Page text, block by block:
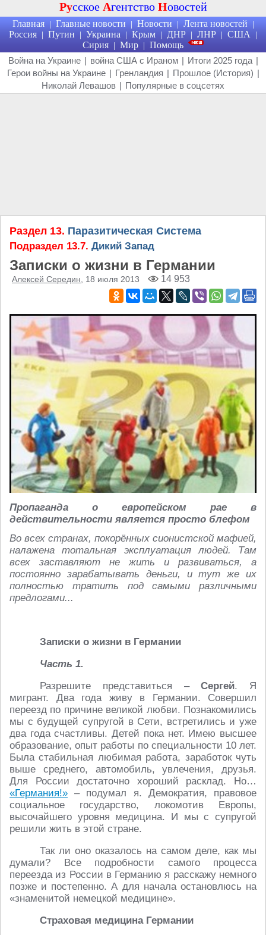
Русское Агентство Новостей
Главная | Главные новости | Новости | Лента новостей |
Россия | Путин | Украина | Крым | ДНР | ЛНР | США |
Сирия | Мир | Помощь
Война на Украине | война США с Ираном | Итоги 2025 года |
Герои войны на Украине | Гренландия | Прошлое (История) |
Николай Левашов | Популярные в соцсетях
Раздел 13. Паразитическая Система
Подраздел 13.7. Дикий Запад
Записки о жизни в Германии
Алексей Середин , 18 июля 2013 14 953
Пропаганда о европейском рае в
действительности является просто блефом
Во всех странах, покорённых сионистской мафией,
налажена тотальная эксплуатация людей. Там
всех заставляют не жить и развиваться, а
постоянно зарабатывать деньги, и тут же их
полностью тратить под самыми различными
предлогами...
Записки о жизни в Германии
Часть 1.
Разрешите представиться –Сергей. Я
мигрант. Два года живу в Германии. Совершил
переезд по причине великой любви. Познакомились
мы с будущей супругой в Сети, встретились и уже
два года счастливы. Детей пока нет. Имею высшее
образование, опыт работы по специальности 10 лет.
Была стабильная любимая работа, заработок чуть
выше среднего, автомобиль, увлечения, друзья.
Для России достаточно хороший расклад. Но…
«Германия!» – подумал я. Демократия, правовое
социальное государство, локомотив Европы,
высочайшего уровня медицина. И мы с супругой
решили жить в этой стране.
Так ли оно оказалось на самом деле, как мы
думали? Все подробности самого процесса
переезда из России в Германию я расскажу немного
позже и постепенно. А для начала остановлюсь на
«знаменитой немецкой медицине».
Страховая медицина Германии